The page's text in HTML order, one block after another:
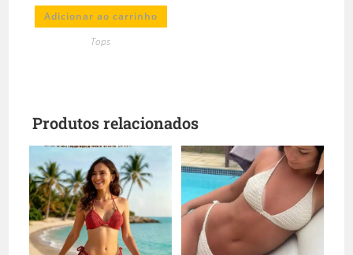
Adicionar ao carrinho
Tops
Produtos relacionados